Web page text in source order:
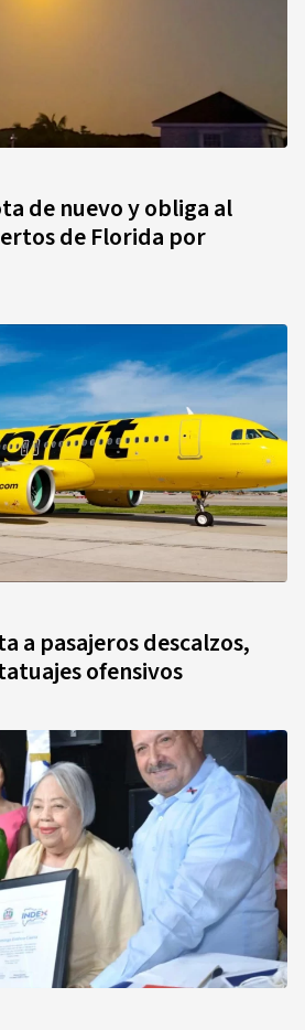
de nuevo y obliga al
de Florida por
a pasajeros descalzos,
ofensivos